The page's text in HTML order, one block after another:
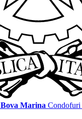
Bova Marina Condofuri